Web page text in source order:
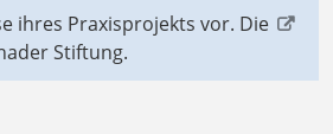
ihres Praxisprojekts vor. Die
Stiftung.